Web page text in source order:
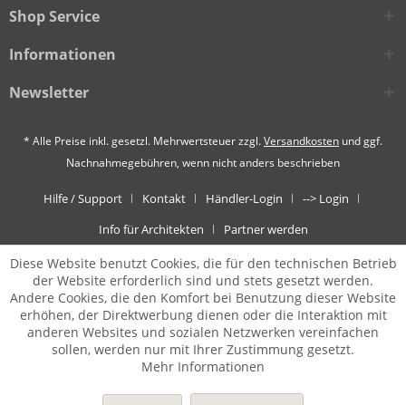
Shop Service
Informationen
Newsletter
* Alle Preise inkl. gesetzl. Mehrwertsteuer zzgl.Versandkosten und ggf.
Nachnahmegebühren, wenn nicht anders beschrieben
Hilfe / Support Kontakt Händler-Login
--> Login
Info für Architekten
Partner werden
Diese Website benutzt Cookies, die für den technischen Betrieb
der Website erforderlich sind und stets gesetzt werden.
Andere Cookies, die den Komfort bei Benutzung dieser Website
erhöhen, der Direktwerbung dienen oder die Interaktion mit
anderen Websites und sozialen Netzwerken vereinfachen
sollen, werden nur mit Ihrer Zustimmung gesetzt.
Mehr Informationen